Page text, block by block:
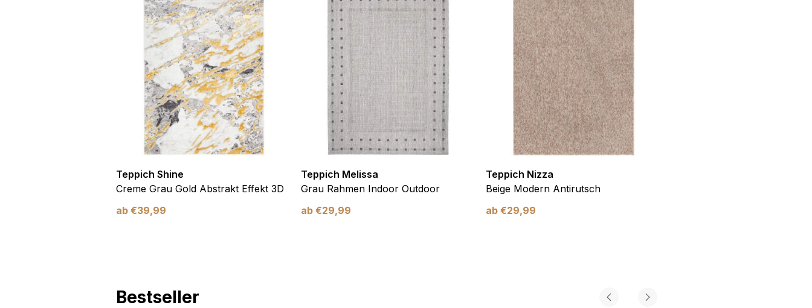
Teppich Shine
Creme Grau Gold Abstrakt Effekt 3D
ab €39,99
Teppich Melissa
Grau Rahmen Indoor Outdoor
ab €29,99
Teppich Nizza
Beige Modern Antirutsch
ab €29,99
Bestseller
anzuzeigen, die für den einzelnen Benutzer relevant und ansprechend sind und somit wertvoller für Herausgeber und
Werbetreibende Dritter sind.
Nicht kategorisiert.
Andere nicht kategorisierte Cookies sind solche, die analysiert werden und noch keiner Kategorie zugeordnet wurden.
Alle ablehnen Meine Einstellungen speichern Alle akzeptieren